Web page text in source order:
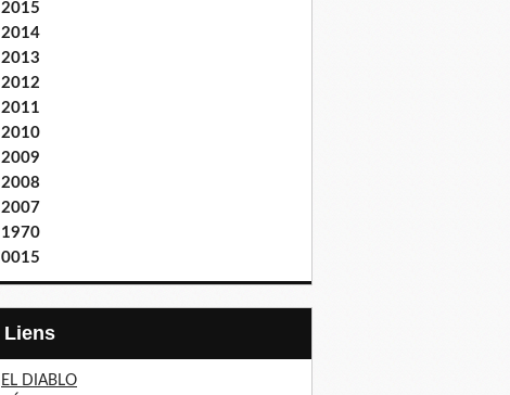
2015
2014
2013
2012
2011
2010
2009
2008
2007
1970
0015
Liens
EL DIABLO